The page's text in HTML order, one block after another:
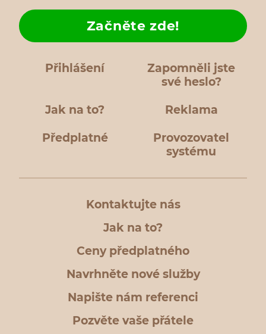
Přihlášení
Zapomněli jste
své heslo?
Jak na to?
Začněte zde!
Reklama
Předplatné
Provozovatel
systému
Kontaktujte nás
Jak na to?
Ceny předplatného
Navrhněte nové služby
Napište nám referenci
Pozvěte vaše přátele